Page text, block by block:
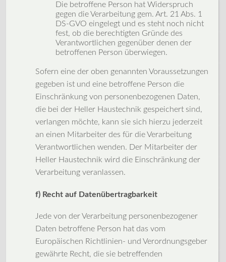
Die betroffene Person hat Widerspruch
gegen die Verarbeitung gem. Art. 21 Abs. 1
DS-GVO eingelegt und es steht noch nicht
fest, ob die berechtigten Gründe des
Verantwortlichen gegenüber denen der
betroffenen Person überwiegen.
Sofern eine der oben genannten Voraussetzungen
gegeben ist und eine betroffene Person die
Einschränkung von personenbezogenen Daten,
die bei der Heller Haustechnik gespeichert sind,
verlangen möchte, kann sie sich hierzu jederzeit
an einen Mitarbeiter des für die Verarbeitung
Verantwortlichen wenden. Der Mitarbeiter der
Heller Haustechnik wird die Einschränkung der
Verarbeitung veranlassen.
f) Recht auf Datenübertragbarkeit
Jede von der Verarbeitung personenbezogener
Daten betroffene Person hat das vom
Europäischen Richtlinien- und Verordnungsgeber
gewährte Recht, die sie betreffenden